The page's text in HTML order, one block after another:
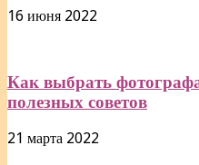
16 июня 2022
Как выбрать
полезных советов
21 марта 2022